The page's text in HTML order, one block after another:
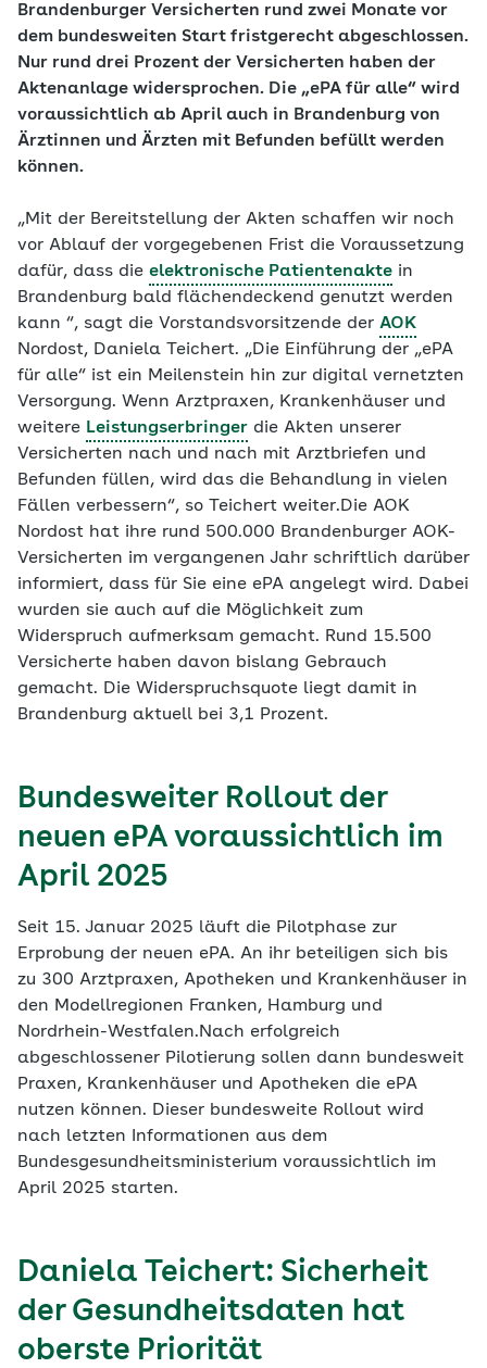
Brandenburger Versicherten rund zwei Monate vor
dem bundesweiten Start fristgerecht abgeschlossen.
Nur rund drei Prozent der Versicherten haben der
Aktenanlage widersprochen. Die „ePA für alle“ wird
voraussichtlich ab April auch in Brandenburg von
Ärztinnen und Ärzten mit Befunden befüllt werden
können.
„Mit der Bereitstellung der Akten schaffen wir noch
vor Ablauf der vorgegebenen Frist die Voraussetzung
dafür, dass die elektronische Patientenakte in
Brandenburg bald flächendeckend genutzt werden
kann “, sagt die Vorstandsvorsitzende der AOK
Nordost, Daniela Teichert. „Die Einführung der „ePA
für alle“ ist ein Meilenstein hin zur digital vernetzten
Versorgung. Wenn Arztpraxen, Krankenhäuser und
weitere Leistungserbringer die Akten unserer
Versicherten nach und nach mit Arztbriefen und
Befunden füllen, wird das die Behandlung in vielen
Fällen verbessern“, so Teichert weiter.Die AOK
Nordost hat ihre rund 500.000 Brandenburger AOK-
Versicherten im vergangenen Jahr schriftlich darüber
informiert, dass für Sie eine ePA angelegt wird. Dabei
wurden sie auch auf die Möglichkeit zum
Widerspruch aufmerksam gemacht. Rund 15.500
Versicherte haben davon bislang Gebrauch
gemacht. Die Widerspruchsquote liegt damit in
Brandenburg aktuell bei 3,1 Prozent.
Bundesweiter Rollout der
neuen ePA voraussichtlich im
April 2025
Seit 15. Januar 2025 läuft die Pilotphase zur
Erprobung der neuen ePA. An ihr beteiligen sich bis
zu 300 Arztpraxen, Apotheken und Krankenhäuser in
den Modellregionen Franken, Hamburg und
Nordrhein-Westfalen.Nach erfolgreich
abgeschlossener Pilotierung sollen dann bundesweit
Praxen, Krankenhäuser und Apotheken die ePA
nutzen können. Dieser bundesweite Rollout wird
nach letzten Informationen aus dem
Bundesgesundheitsministerium voraussichtlich im
April 2025 starten.
Daniela Teichert: Sicherheit
der Gesundheitsdaten hat
oberste Priorität